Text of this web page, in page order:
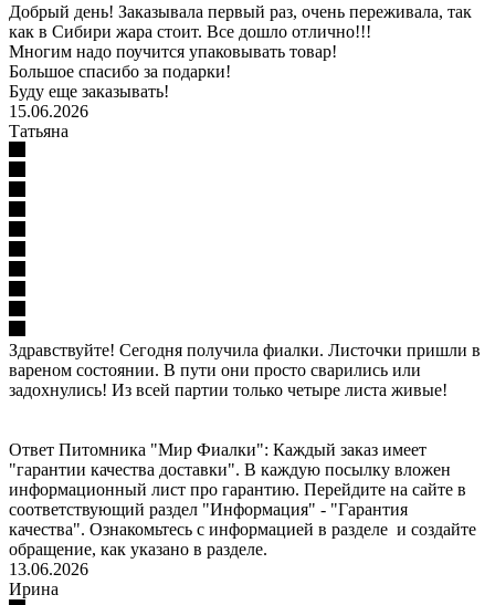
Добрый день! Заказывала первый раз, очень переживала, так
как в Сибири жара стоит. Все дошло отлично!!!
Многим надо поучится упаковывать товар!
Большое спасибо за подарки!
Буду еще заказывать!
15.06.2026
Татьяна
Здравствуйте! Сегодня получила фиалки. Листочки пришли в
вареном состоянии. В пути они просто сварились или
задохнулись! Из всей партии только четыре листа живые!
Ответ Питомника "Мир Фиалки": Каждый заказ имеет
"гарантии качества доставки". В каждую посылку вложен
информационный лист про гарантию. Перейдите на сайте в
соответствующий раздел "Информация" - "Гарантия
качества". Ознакомьтесь с информацией в разделе и создайте
обращение, как указано в разделе.
13.06.2026
Ирина